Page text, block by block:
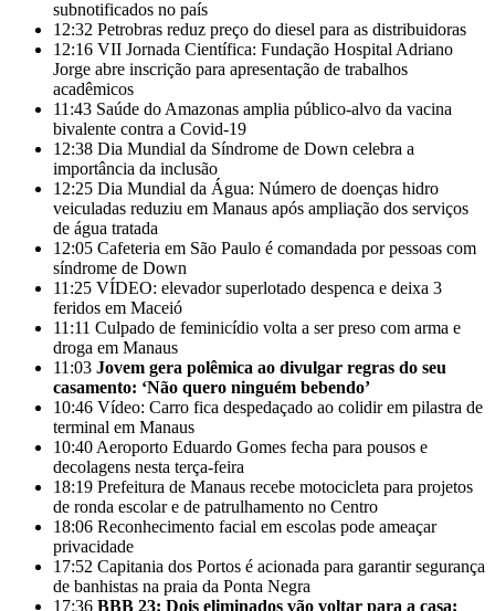
subnotificados no país
12:32 Petrobras reduz preço do diesel para as distribuidoras
12:16 VII Jornada Científica: Fundação Hospital Adriano
Jorge abre inscrição para apresentação de trabalhos
acadêmicos
11:43 Saúde do Amazonas amplia público-alvo da vacina
bivalente contra a Covid-19
12:38 Dia Mundial da Síndrome de Down celebra a
importância da inclusão
12:25 Dia Mundial da Água: Número de doenças hidro
veiculadas reduziu em Manaus após ampliação dos serviços
de água tratada
12:05 Cafeteria em São Paulo é comandada por pessoas com
síndrome de Down
11:25 VÍDEO: elevador superlotado despenca e deixa 3
feridos em Maceió
11:11 Culpado de feminicídio volta a ser preso com arma e
droga em Manaus
11:03 Jovem gera polêmica ao divulgar regras do seu
casamento: ‘Não quero ninguém bebendo’
10:46 Vídeo: Carro fica despedaçado ao colidir em pilastra de
terminal em Manaus
10:40 Aeroporto Eduardo Gomes fecha para pousos e
decolagens nesta terça-feira
18:19 Prefeitura de Manaus recebe motocicleta para projetos
de ronda escolar e de patrulhamento no Centro
18:06 Reconhecimento facial em escolas pode ameaçar
privacidade
17:52 Capitania dos Portos é acionada para garantir segurança
de banhistas na praia da Ponta Negra
17:36 BBB 23: Dois eliminados vão voltar para a casa;